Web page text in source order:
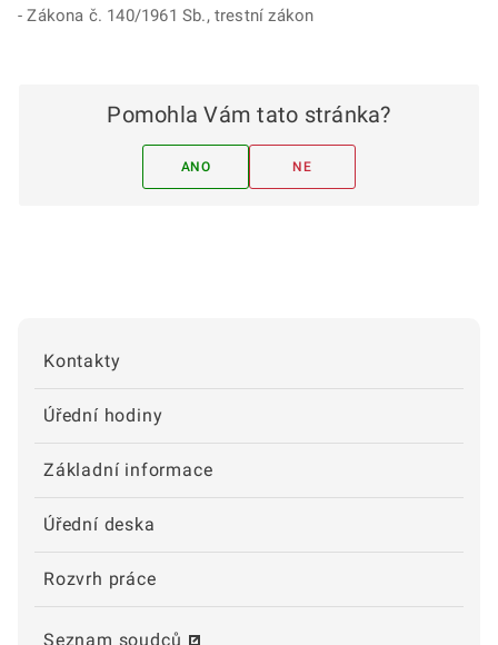
Kontakty
Úřední hodiny
Základní informace
Úřední deska
Rozvrh práce
Seznam soudců
- Zákona č. 140/1961 Sb., trestní zákon
Pomohla Vám tato stránka?
ANO NE